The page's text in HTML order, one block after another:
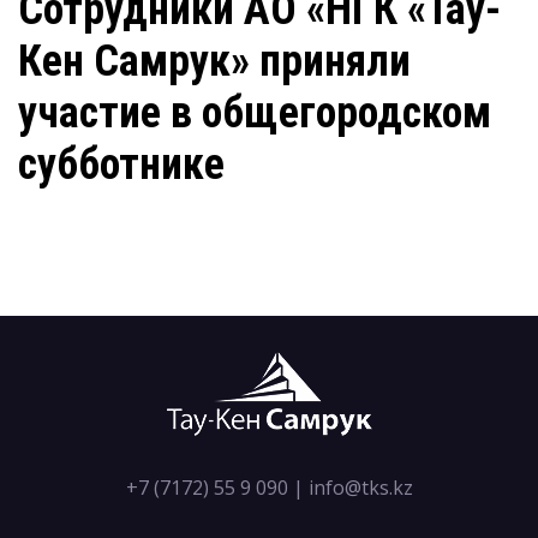
Кен Самрук» приняли
участие в общегородском
субботнике
+7 (7172) 55 9 090 | info@tks.kz